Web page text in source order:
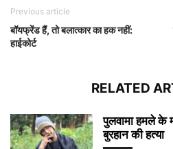
Previous article
बॉयफ्रेंड हैं, तो बलात्कार का हक नहीं:
हाईकोर्ट
RELATED
पुलवामा हमले के
बुरहान की हत्या